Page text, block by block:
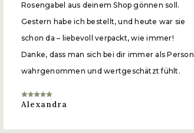
Rosengabel aus deinem Shop gönnen soll.
Gestern habe ich bestellt, und heute war sie
schon da – liebevoll verpackt, wie immer!
Danke, dass man sich bei dir immer als Person
wahrgenommen und wertgeschätzt fühlt.
Alexandra